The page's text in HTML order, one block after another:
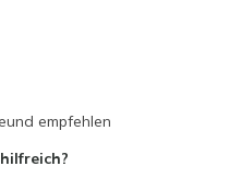
empfehlen